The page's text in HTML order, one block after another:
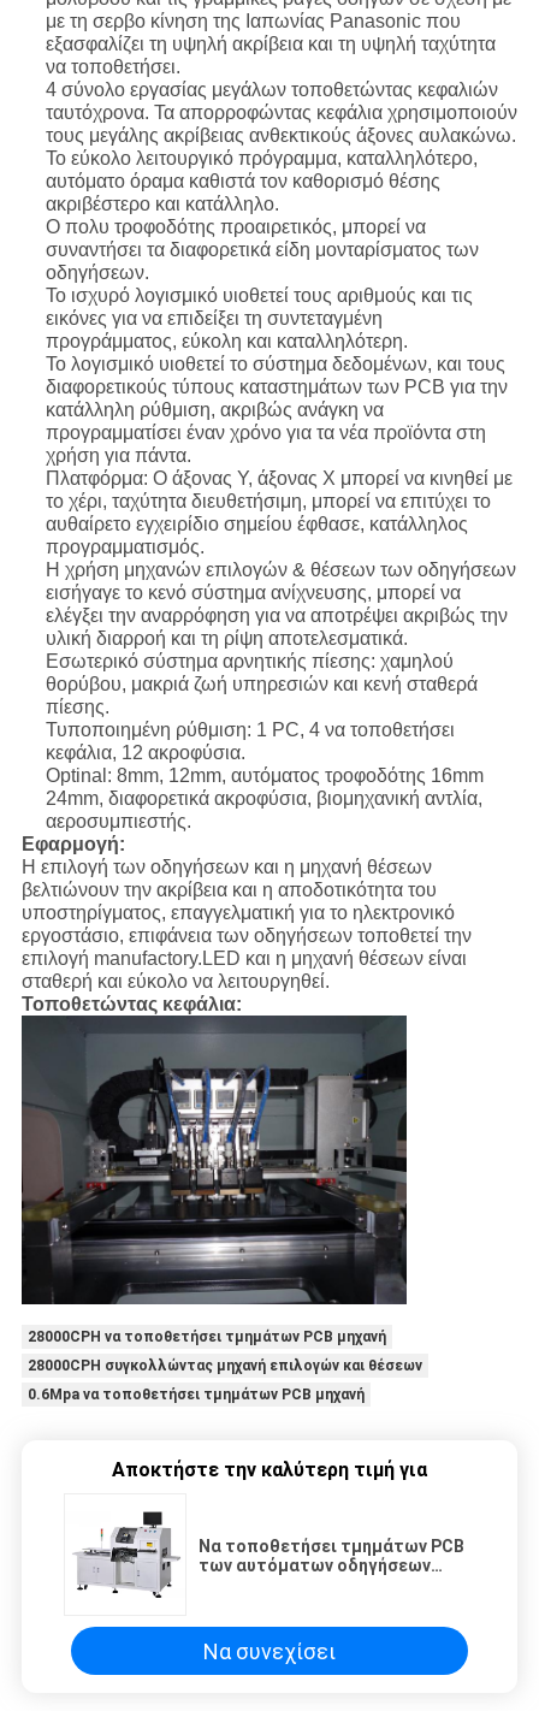
με τη σερβο κίνηση της Ιαπωνίας Panasonic που
εξασφαλίζει τη υψηλή ακρίβεια και τη υψηλή ταχύτητα
να τοποθετήσει.
4 σύνολο εργασίας μεγάλων τοποθετώντας κεφαλιών
ταυτόχρονα. Τα απορροφώντας κεφάλια χρησιμοποιούν
τους μεγάλης ακρίβειας ανθεκτικούς άξονες αυλακώνω.
Το εύκολο λειτουργικό πρόγραμμα, καταλληλότερο,
αυτόματο όραμα καθιστά τον καθορισμό θέσης
ακριβέστερο και κατάλληλο.
Ο πολυ τροφοδότης προαιρετικός, μπορεί να
συναντήσει τα διαφορετικά είδη μονταρίσματος των
οδηγήσεων.
Το ισχυρό λογισμικό υιοθετεί τους αριθμούς και τις
εικόνες για να επιδείξει τη συντεταγμένη
προγράμματος, εύκολη και καταλληλότερη.
Το λογισμικό υιοθετεί το σύστημα δεδομένων, και τους
διαφορετικούς τύπους καταστημάτων των PCB για την
κατάλληλη ρύθμιση, ακριβώς ανάγκη να
προγραμματίσει έναν χρόνο για τα νέα προϊόντα στη
χρήση για πάντα.
Πλατφόρμα: Ο άξονας Υ, άξονας Χ μπορεί να κινηθεί με
το χέρι, ταχύτητα διευθετήσιμη, μπορεί να επιτύχει το
αυθαίρετο εγχειρίδιο σημείου έφθασε, κατάλληλος
προγραμματισμός.
Η χρήση μηχανών επιλογών & θέσεων των οδηγήσεων
εισήγαγε το κενό σύστημα ανίχνευσης, μπορεί να
ελέγξει την αναρρόφηση για να αποτρέψει ακριβώς την
υλική διαρροή και τη ρίψη αποτελεσματικά.
Εσωτερικό σύστημα αρνητικής πίεσης: χαμηλού
θορύβου, μακριά ζωή υπηρεσιών και κενή σταθερά
πίεσης.
Τυποποιημένη ρύθμιση: 1 PC, 4 να τοποθετήσει
κεφάλια, 12 ακροφύσια.
Optinal: 8mm, 12mm, αυτόματος τροφοδότης 16mm
24mm, διαφορετικά ακροφύσια, βιομηχανική αντλία,
αεροσυμπιεστής.
Εφαρμογή:
Η επιλογή των οδηγήσεων και η μηχανή θέσεων
βελτιώνουν την ακρίβεια και η αποδοτικότητα του
υποστηρίγματος, επαγγελματική για το ηλεκτρονικό
εργοστάσιο, επιφάνεια των οδηγήσεων τοποθετεί την
επιλογή manufactory.LED και η μηχανή θέσεων είναι
σταθερή και εύκολο να λειτουργηθεί.
Τοποθετώντας κεφάλια:
28000CPH να τοποθετήσει τμημάτων PCB μηχανή
28000CPH συγκολλώντας μηχανή επιλογών και θέσεων
0.6Mpa να τοποθετήσει τμημάτων PCB μηχανή
Αποκτήστε την καλύτερη τιμή για
Να τοποθετήσει τμημάτων PCB
των αυτόματων οδηγήσεων
Να συνεχίσει